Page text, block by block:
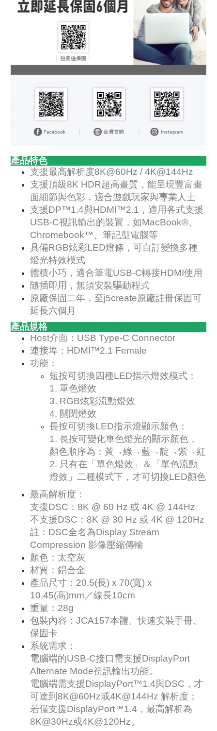
產品特色
支援最高解析度8K@60Hz / 4K@144Hz
支援頂級8K HDR超高畫質，能呈現豐富畫
面細節與色彩，適合遊戲玩家與專業人士
支援DP™1.4與HDMI™2.1，適用各式支援
USB-C視訊輸出的裝置，如MacBook®、
Chromebook™、筆記型電腦等
具備RGB炫彩LED燈條，可自訂變換多種
燈光特效模式
體積小巧，適合筆電USB-C轉接HDMI使用
隨插即用，無須安裝驅動程式
原廠保固二年，至j5create原廠註冊保固可
延長六個月
產品規格
Host介面：USB Type-C Connector
連接埠：HDMI™2.1 Female
功能：
短按可切換四種LED指示燈效模式：
1. 單色燈效
3. RGB炫彩流動燈效
4. 關閉燈效
長按可切換LED指示燈顯示顏色：
1. 長按可變化單色燈光的顯示顏色，
顏色順序為：黃→綠→藍→靛→紫→紅
2. 只有在「單色燈效」＆「單色流動
燈效」二種模式下，才可切換LED顏色
最高解析度：
支援DSC：8K @ 60 Hz 或 4K @ 144Hz
不支援DSC：8K @ 30 Hz 或 4K @ 120Hz
註：DSC全名為Display Stream
Compression 影像壓縮傳輸
顏色：太空灰
材質：鋁合金
產品尺寸：20.5(長) x 70(寬) x
10.45(高)mm／線長10cm
重量：28g
包裝內容：JCA157本體、快速安裝手冊、
保固卡
系統需求：
電腦端的USB-C接口需支援DisplayPort
Alternate Mode視訊輸出功能。
電腦端需支援DisplayPort™1.4與DSC，才
可達到8K@60Hz或4K@144Hz 解析度；
若僅支援DisplayPort™1.4，最高解析為
8K@30Hz或4K@120Hz。